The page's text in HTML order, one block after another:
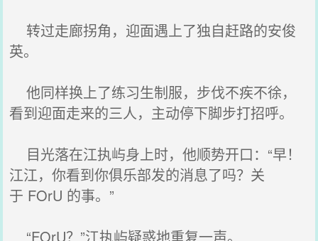
转过走廊拐角，迎面遇上了独自赶路的安俊
英。
他同样换上了练习生制服，步伐不疾不徐，
看到迎面走来的三人，主动停下脚步打招呼。
目光落在江执屿身上时，他顺势开口：“早！
江江，你看到你俱乐部发的消息了吗？关
于 FOrU 的事。”
“FOrU？”江执屿疑惑地重复一声。